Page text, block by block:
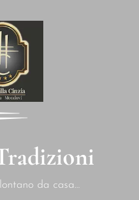
da casa...